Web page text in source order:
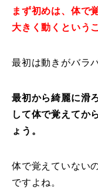
まず初めは、体で
大きく動くという
最初は動きがバラ
最初から綺麗に滑
して体で覚えてか
ょう。
体で覚えていない
ですよね。